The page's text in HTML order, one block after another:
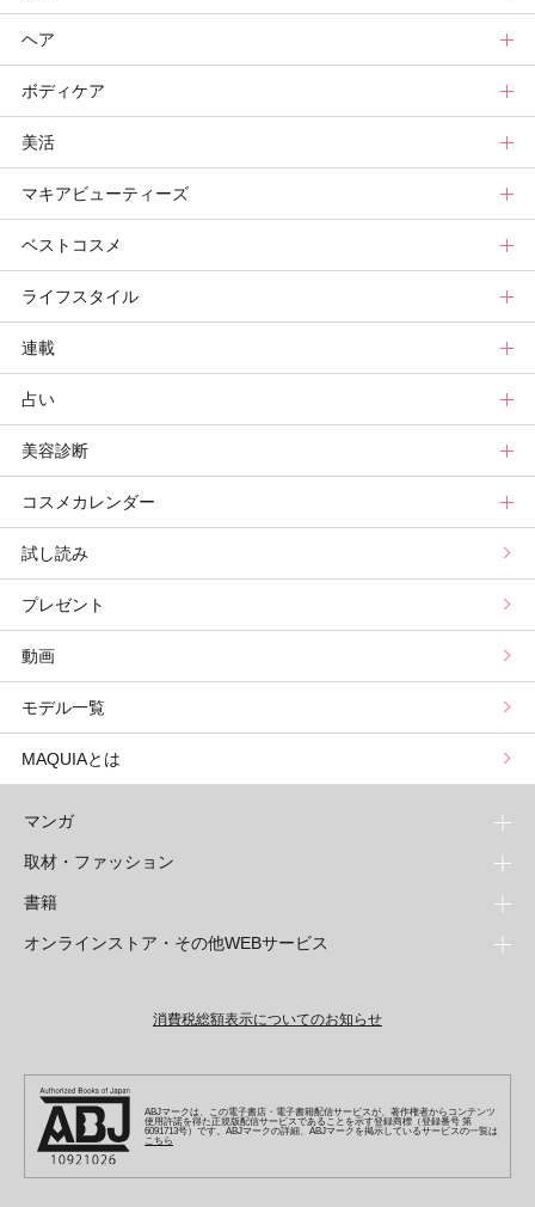
スキンケアまとめ
スキンケア診断
ニュース
メイクまとめ
ベースメイクカタログ
メイク診断
新色トップ
クリスマスコフレ
秋新色
新色コスメスウォッチ
ビューティ速報
ヘア
ヘアトップ
ニュース
ヘアカタログ
ヘアまとめ
ヘア診断
ボディケア
ボディケアトップ
ニュース
ボディケアまとめ
ボディケア診断
美活
美活トップ
美活グランプリ
ヘルスケア・ダイエット
マキアビューティーズ
マキアビューティーズトップ
TOPビューティーズ一覧
ビューティーズ一覧
記事ランキング
メンバーランキング
ベストコスメ
ベストコスメトップ
ベストコスメ
読者ベスコス
プチプラコスメグランプリ
ブライトニング・UVグランプリ
プリュスベスコス
ライフスタイル
ライフスタイルトップ
ニュース
ライフスタイルまとめ
ライフスタイル診断
連載
連載トップ
マキアエディターズのオッス！推しコス
小林ひろ美のキレイはかけ算
小田ユイコのマニアックビューティREPORT
野毛まゆりの実況野毛Channel
星谷菜々の美に効くスイーツ
山本舞香のBeauty Script
占い
占いトップ
Keikoの月星座占い
三島キアリーの12星座別 恋愛運&美容運
動物キャラナビ占い
ムーン・リーの運を呼び寄せる香り
美容診断
美容診断トップ
パーソナルカラー診断
顔タイプ髪型診断
コスメカレンダー
コスメカレンダートップ
検索
試し読み
プレゼント
動画
モデル一覧
MAQUIAとは
マンガ
少年マンガ
週刊少年ジャンプ
少年ジャンプ+
ZEBRACK
ジャンプルーキー！
S-MANGA
青年マンガ
少年ジャンプ+
集英社コミック文庫
週刊ヤングジャンプ
ヤングジャンプ定期購読デジタル
少女マンガ
集英社コミック文庫
りぼん
マーガレット
別冊マーガレット
ジャンプTOON
S-MANGA
集英社コミック文庫
マンガMee公式サイト
リマコミ
取材・ファッション
ファッション・美容
Seventeen
LEE
eclat
T JAPAN
芸能・情報・スポーツ
Sportiva
パラスポ
書籍
文芸・文庫・総合
web 集英社文庫
青春と読書
アジア人物史
1日5分で、明日は変わる よみタイ yomitai
集英社ビジネス書
集英社新書
集英社新書プラス - 知の水先案内人
kotoba
ライトノベル・ノベライズ
JUMP j-BOOKS
ダッシュエックス文庫公式サイト
集英社Webマガジン コバルト
集英社みらい文庫
集英社の児童図書 S-KIDS.LAND
オンラインストア・その他WEBサービス
ジャンプキャラクターズストア
HAPPY PLUS STORE
SHUEISHA VOX
LEEマルシェ
その他WEBサービス
集英社エディターズ・ラボ
消費税総額表示についてのお知らせ
ABJマークは、この電子書店・電子書籍配信サービスが、著作権者からコンテンツ
使用許諾を得た正規版配信サービスであることを示す登録商標（登録番号 第
6091713号）です。ABJマークの詳細、ABJマークを掲示しているサービスの一覧は
こちら